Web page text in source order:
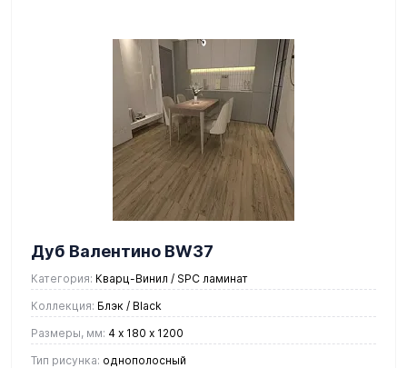
Дуб Валентино BW37
Категория: Кварц-Винил / SPC ламинат
Коллекция: Блэк / Black
Размеры, мм: 4 х 180 х 1200
Тип рисунка: однополосный